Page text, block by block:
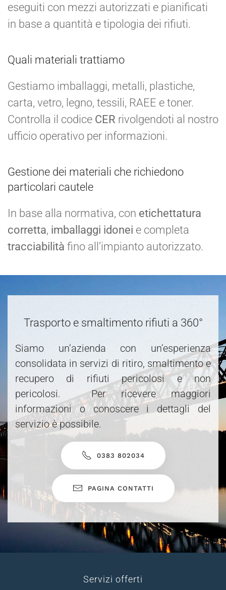
eseguiti con mezzi autorizzati e pianificati
in base a quantità e tipologia dei rifiuti.
Quali materiali trattiamo
Gestiamo imballaggi, metalli, plastiche,
carta, vetro, legno, tessili, RAEE e toner.
Controlla il codice CER rivolgendoti al nostro
ufficio operativo per informazioni.
Gestione dei materiali che richiedono
particolari cautele
In base alla normativa, con etichettatura
corretta, imballaggi idonei e completa
tracciabilità fino all’impianto autorizzato.
Trasporto e smaltimento rifiuti a 360°
Siamo un’azienda con un’esperienza
consolidata in servizi di ritiro, smaltimento e
recupero di rifiuti pericolosi e non
pericolosi. Per ricevere maggiori
informazioni o conoscere i dettagli del
servizio è possibile.
0383 802034
PAGINA CONTATTI
Servizi offerti